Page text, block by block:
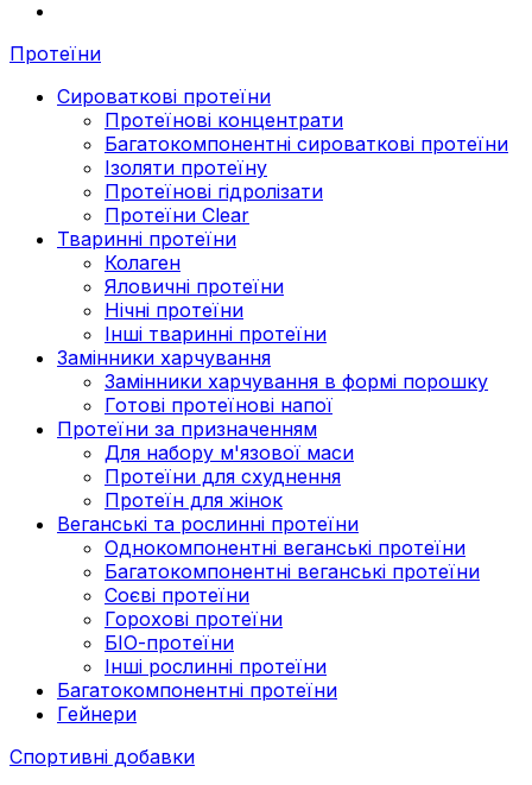
Протеїни
Сироваткові протеїни
Протеїнові концентрати
Багатокомпонентні сироваткові протеїни
Ізоляти протеїну
Протеїнові гідролізати
Протеїни Clear
Тваринні протеїни
Колаген
Яловичні протеїни
Нічні протеїни
Інші тваринні протеїни
Замінники харчування
Замінники харчування в формі порошку
Готові протеїнові напої
Протеїни за призначенням
Для набору м'язової маси
Протеїни для схуднення
Протеїн для жінок
Веганські та рослинні протеїни
Однокомпонентні веганські протеїни
Багатокомпонентні веганські протеїни
Cоєві протеїни
Горохові протеїни
БІО-протеїни
Інші рослинні протеїни
Багатокомпонентні протеїни
Гейнери
Спортивні добавки